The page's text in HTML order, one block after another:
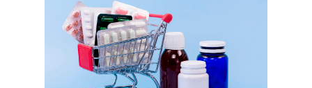
i
n